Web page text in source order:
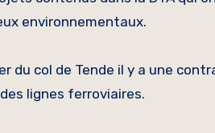
environnementaux.
du col de Tende il y a une
lignes ferroviaires.